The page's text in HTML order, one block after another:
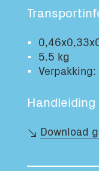
5.5 kg
Handleiding
Download